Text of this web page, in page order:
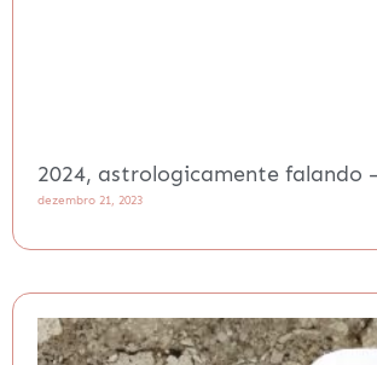
2024, astrologicamente falando
dezembro 21, 2023